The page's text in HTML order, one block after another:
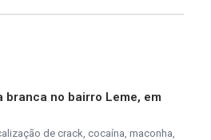
no bairro Leme, em
de crack, cocaína, maconha,